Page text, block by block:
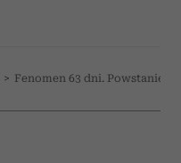
> Fenomen 63 dni. Powstanie